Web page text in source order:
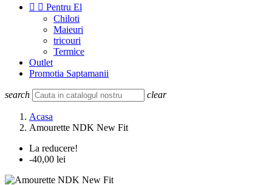
  Pentru El
Chiloti
Maieuri
tricouri
Termice
Outlet
Promotia Saptamanii
search clear
Acasa
Amourette NDK New Fit
La reducere!
-40,00 lei